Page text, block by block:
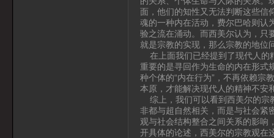
面，他们的知性又无法判断这些信
魂的一种内在活动，费尔巴哈则认
验之流在涌动。而西美尔认为，只
就是宗教的实现，那么宗教的地位
在上面我们已经提到了现代人的
重要的是寻回作为生命的内在形式
种个体的“内在行为”，不再依赖宗
本原，才能解决现代人的精神不安
综上，我们可以看到西美尔的宗
非都与超自然相关，而是与社会紧
观与社会结构整合之间关系的影响
开具体的论述，西美尔的宗教观在